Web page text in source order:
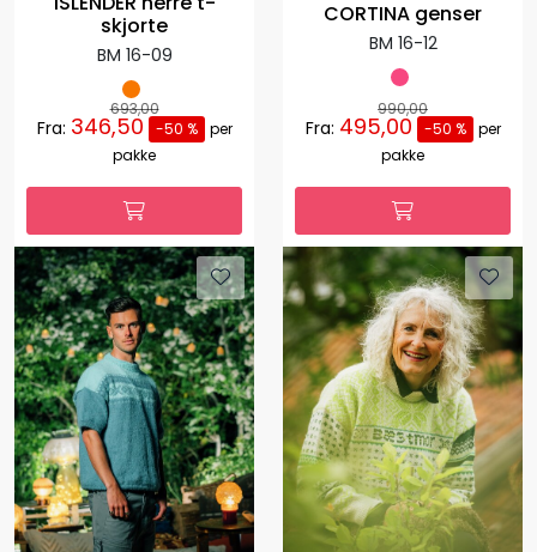
skjorte
BM 16-09
693,00
Fra: 346,50 -50 %
per
pakke
CORTINA genser
BM 16-12
990,00
Fra: 495,00 -50 %
per
pakke